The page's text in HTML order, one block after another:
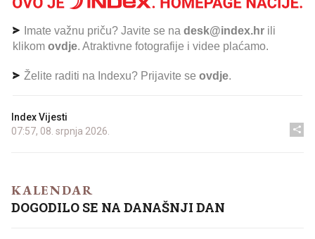
Imate važnu priču? Javite se na desk@index.hr ili
klikom ovdje. Atraktivne fotografije i videe plaćamo.
Želite raditi na Indexu? Prijavite se ovdje.
Index Vijesti
07:57, 08. srpnja 2026.
KALENDAR
DOGODILO SE NA DANAŠNJI DAN